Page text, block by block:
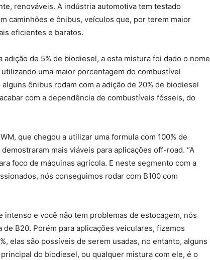
renováveis. A indústria automotiva tem testado
caminhões e ônibus, veículos que, por terem maior
eficientes e baratos.
de 5% de biodiesel, a esta mistura foi dado o nome
uma maior porcentagem do combustível
ônibus rodam com a adição de 20% de biodiesel
com a dependência de combustíveis fósseis, do
que chegou a utilizar uma formula com 100% de
mais viáveis para aplicações off-road. “A
foco de máquinas agrícola. E neste segmento com a
nós conseguimos rodar com B100 com
intenso e você não tem problemas de estocagem, nós
B20. Porém para aplicações veiculares, fizemos
elas são possíveis de serem usadas, no entanto, alguns
do biodiesel, ou qualquer mistura com ele, é o